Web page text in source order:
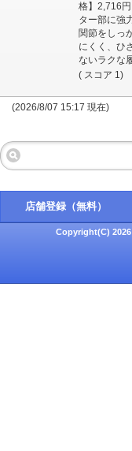
格】2,716
ター部に強
関節をしっ
にくく、ひ
ないラクな
( スコア 1)
(2026/8/07 15:17 現在)
店舗登録（無料）
Copyright(C)